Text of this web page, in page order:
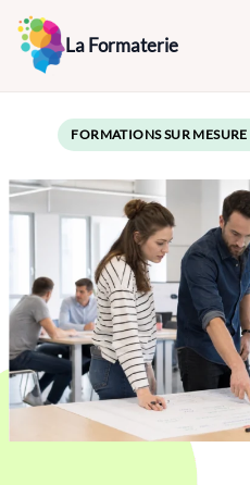
Aller
au
contenu
La Formaterie
FORMATIONS SUR